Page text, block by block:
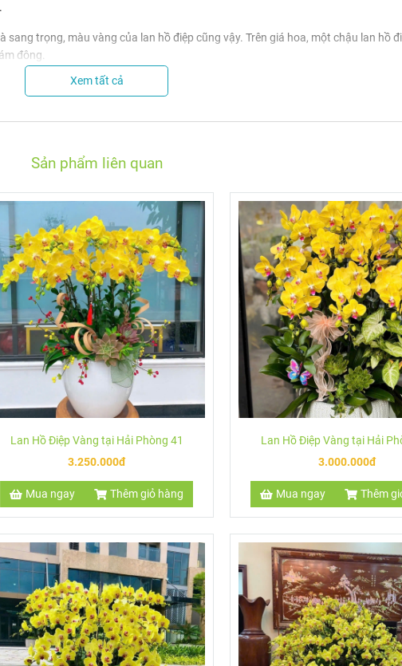
trọng, màu vàng của lan hồ điệp cũng vậy. Trên giá hoa, một chậu lan hồ
đông.
thích từ xa xưa, mang đến cảm giác giàu sang, phú quý khi trưng bày. Vì vậy,
hồ điệp màu vàng sẽ mang đến không khí vui tươi, tràn ngập niềm vui của
ngôi nhà của bạn thêm quyến rũ. Màu vàng quyến rũ như sưởi ấm căn nhà
hạnh phúc cho gia đình bạn. Đó sẽ là món quà ý nghĩa để tặng bạn bè,
lòng liên hệ với Hoa Lan Hải Phòng.
Xem tất cả
Sản phẩm liên quan
Lan Hồ Điệp Vàng tại Hải Phòng 41
3.250.000đ
Mua ngay Thêm giỏ hàng
Lan Hồ Điệp Vàng tại Hải
3.000.000đ
Mua ngay Thêm